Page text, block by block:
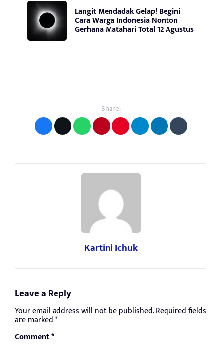
Langit Mendadak Gelap! Begini
Cara Warga Indonesia Nonton
Gerhana Matahari Total 12 Agustus
Share:
Kartini Ichuk
Leave a Reply
Your email address will not be published.Required fields
are marked*
Comment*